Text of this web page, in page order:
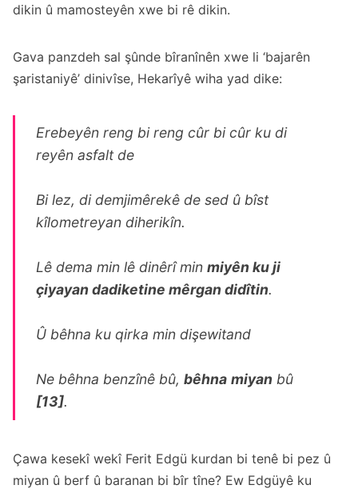
dikin û mamosteyên xwe bi rê dikin.
Gava panzdeh sal şûnde bîranînên xwe li ‘bajarên
şaristaniyê’ dinivîse, Hekarîyê wiha yad dike:
Erebeyên reng bi reng cûr bi cûr ku di
reyên asfalt de
Bi lez, di demjimêrekê de sed û bîst
kîlometreyan diherikîn.
Lê dema min lê dinêrî minmiyên ku ji
çiyayan dadiketine mêrgan didîtin.
Û bêhna ku qirka min dişewitand
Ne bêhna benzînê bû,bêhna miyan bû
[13].
Çawa kesekî wekî Ferit Edgü kurdan bi tenê bi pez û
miyan û berf û baranan bi bîr tîne? Ew Edgüyê ku